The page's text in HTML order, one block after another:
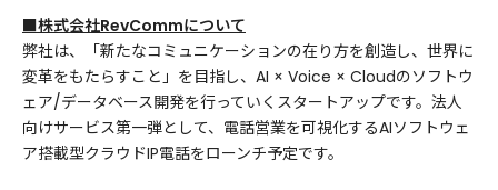
■株式会社RevCommについて
弊社は、「新たなコミュニケーションの在り方を創造し、世界に
変革をもたらすこと」を目指し、AI × Voice × Cloudのソフトウ
ェア/データベース開発を行っていくスタートアップです。法人
向けサービス第一弾として、電話営業を可視化するAIソフトウェ
ア搭載型クラウドIP電話をローンチ予定です。